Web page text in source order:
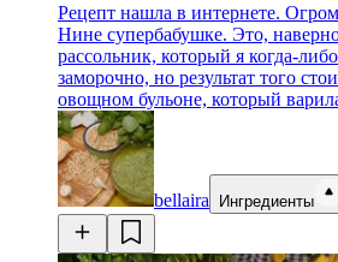
Рецепт нашла в интернете.
Нине супербабушке. Это,
рассольник, который я когда-
заморочно, но результат того
овощном бульоне, который
bellaira Ингредиенты